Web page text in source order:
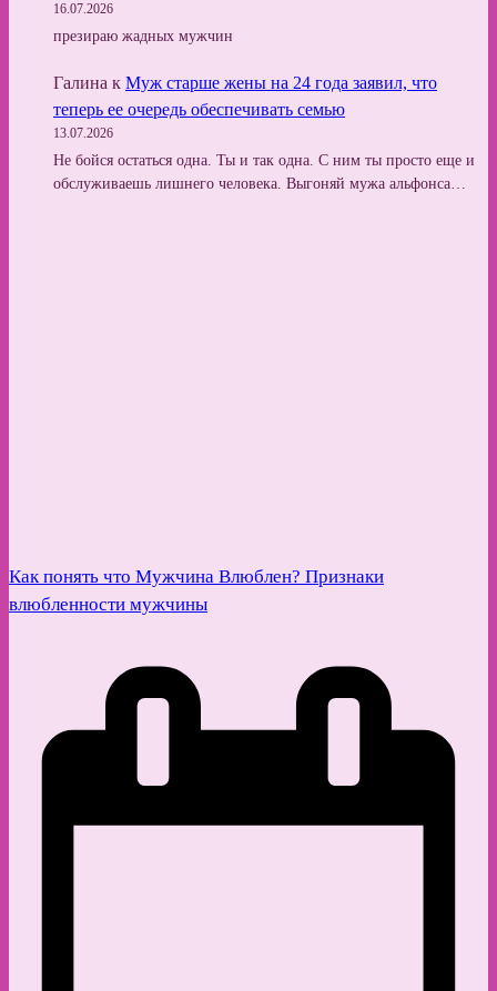
16.07.2026
презираю жадных мужчин
Галина к Муж старше жены на 24 года заявил, что
теперь ее очередь обеспечивать семью
13.07.2026
Не бойся остаться одна. Ты и так одна. С ним ты просто еще и
обслуживаешь лишнего человека. Выгоняй мужа альфонса…
Как понять что Мужчина Влюблен? Признаки
влюбленности мужчины